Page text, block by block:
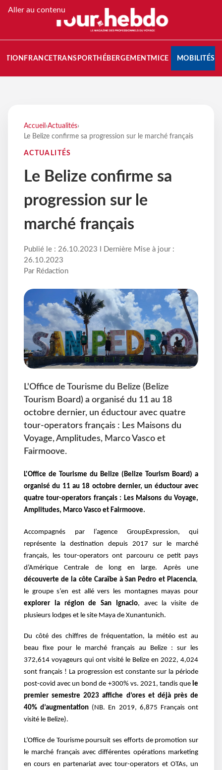
Aller au contenu
FRANCETRANSPORT HÉBERGEMENTMICE MOBILITÉS
Accueil ›Actualités›
Le Belize confirme sa progression sur le marché français
ACTUALITÉS
Le Belize confirme sa
progression sur le
marché français
Publié le : 26.10.2023 I Dernière Mise à jour :
26.10.2023
Par Rédaction
L'Office de Tourisme du Belize (Belize
Tourism Board) a organisé du 11 au 18
octobre dernier, un éductour avec quatre
tour-operators français : Les Maisons du
Voyage, Amplitudes, Marco Vasco et
Fairmoove.
L'Office de Tourisme du Belize (Belize Tourism Board) a
organisé du 11 au 18 octobre dernier, un éductour avec
quatre tour-operators français : Les Maisons du Voyage,
Amplitudes, Marco Vasco et Fairmoove.
Accompagnés par l’agence GroupExpression, qui
représente la destination depuis 2017 sur le marché
français, les tour-operators ont parcouru ce petit pays
d’Amérique Centrale de long en large. Après une
découverte de la côte Caraïbe à San Pedro et Placencia,
le groupe s’en est allé vers les montagnes mayas pour
explorer la région de San Ignacio, avec la visite de
plusieurs lodges et le site Maya de Xunantunich.
Du côté des chiffres de fréquentation, la météo est au
beau fixe pour le marché français au Belize : sur les
372,614 voyageurs qui ont visité le Belize en 2022, 4,024
sont français ! La progression est constante sur la période
post-covid avec un bond de +300% vs. 2021, tandis que le
premier semestre 2023 affiche d’ores et déjà près de
40% d’augmentation (NB. En 2019, 6,875 Français ont
visité le Belize).
L’Office de Tourisme poursuit ses efforts de promotion sur
le marché français avec différentes opérations marketing
en cours en partenariat avec tour-operators et OTAs, un